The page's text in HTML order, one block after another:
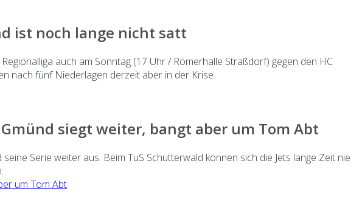
ist noch lange nicht satt
auch am Sonntag (17 Uhr / Römerhalle Straßdorf) gegen den HC
nach fünf Niederlagen derzeit aber in der Krise.
siegt weiter, bangt aber um Tom Abt
Serie weiter aus. Beim TuS Schutterwald können sich die Jets lange Zeit nie
um Tom Abt